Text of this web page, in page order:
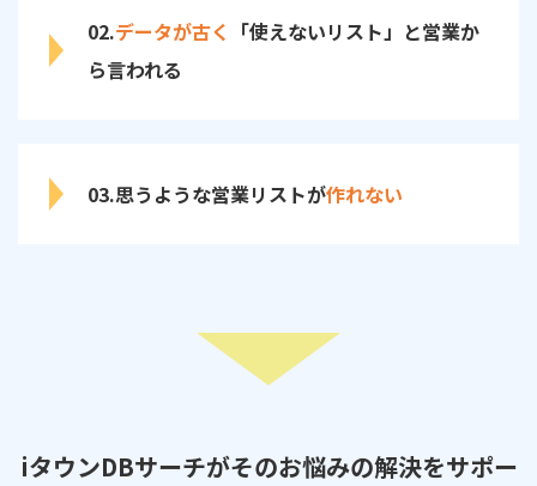
02.データが古く 「使えないリスト」と営業か
ら言われる
03.思うような営業リストが作れない
iタウンDBサーチがそのお悩みの解決をサポー